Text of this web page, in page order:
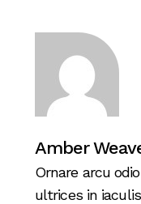
Amber
Ornare arcu
ultrices in